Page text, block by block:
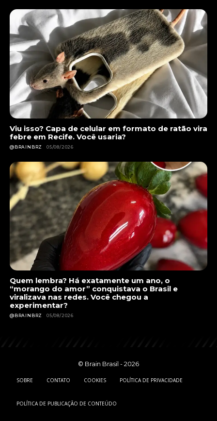
Viu isso? Capa de celular em formato de ratão vira
febre em Recife. Você usaria?
@BRAINBRZ 05/08/2026
Quem lembra? Há exatamente um ano, o
“morango do amor” conquistava o Brasil e
viralizava nas redes. Você chegou a
experimentar?
@BRAINBRZ 05/08/2026
© Brain Brasil - 2026
SOBRE CONTATO COOKIES POLÍTICA DE PRIVACIDADE
POLÍTICA DE PUBLICAÇÃO DE CONTEÚDO